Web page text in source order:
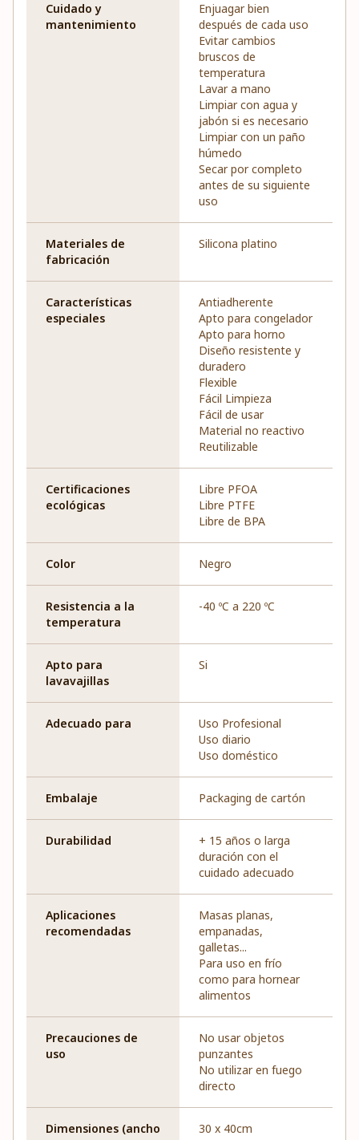
Cuidado y
mantenimiento
Enjuagar bien
después de cada uso
Evitar cambios
bruscos de
temperatura
Lavar a mano
Limpiar con agua y
jabón si es necesario
Limpiar con un paño
húmedo
Secar por completo
antes de su siguiente
uso
Materiales de
fabricación
Silicona platino
Características
especiales
Antiadherente
Apto para congelador
Apto para horno
Diseño resistente y
duradero
Flexible
Fácil Limpieza
Fácil de usar
Material no reactivo
Reutilizable
Certificaciones
ecológicas
Libre PFOA
Libre PTFE
Libre de BPA
Color Negro
Resistencia a la
temperatura
-40 ºC a 220 ºC
Apto para
lavavajillas
Si
Adecuado para
Uso Profesional
Uso diario
Uso doméstico
Embalaje Packaging de cartón
Durabilidad
+ 15 años o larga
duración con el
cuidado adecuado
Aplicaciones
recomendadas
Masas planas,
empanadas,
galletas...
Para uso en frío
como para hornear
alimentos
Precauciones de
uso
No usar objetos
punzantes
No utilizar en fuego
directo
Dimensiones (ancho
30 x 40cm